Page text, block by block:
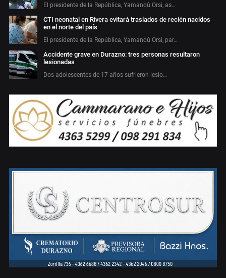
El presidente de la República, Yamandú Orsi, as…
CTI neonatal en Rivera evitará traslados de recién nacidos
en el norte del país
El presidente de la República, Yamandú Orsi, par…
Accidente grave en Durazno: tres personas resultaron
lesionadas
Dos adolescentes de 17 años sufrieron lesio…